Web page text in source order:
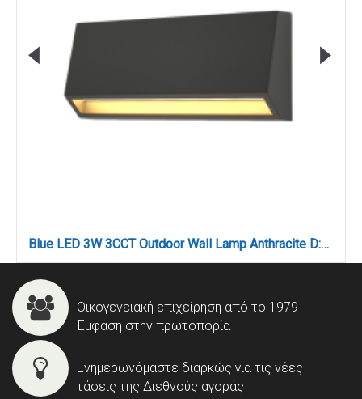
Blue LED 3W 3CCT Outdoor Wall Lamp Anthracite D:16cmx7cm (80202240)
Οικογενειακή επιχείρηση από το 1979
Έμφαση στην πρωτοπορία
Ενημερωνόμαστε διαρκώς για τις νέες
τάσεις της Διεθνούς αγοράς